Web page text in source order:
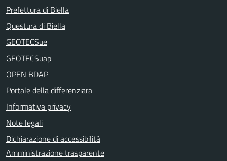
Prefettura di Biella
Questura di Biella
GEOTECSue
GEOTECSuap
OPEN BDAP
Portale della differenziara
Informativa privacy
Note legali
Dichiarazione di accessibilità
Amministrazione trasparente